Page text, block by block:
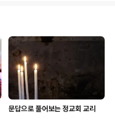
하는 생활을 하
난한 사람들에게
성인의 가장 큰
은 은사와 기적
의 존재를 알려
문답으로 풀어보는 정교회 교리